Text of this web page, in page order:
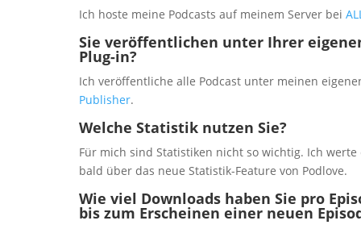
Ich hoste meine Podcasts auf meinem Server bei
Sie veröffentlichen unter Ihrer
Plug-in?
Ich veröffentliche alle Podcast unter meinen
Publisher.
Welche Statistik nutzen Sie?
Für mich sind Statistiken nicht so wichtig. Ich
bald über das neue Statistik-Feature von Podlove.
Wie viel Downloads haben Sie pro
bis zum Erscheinen einer neuen